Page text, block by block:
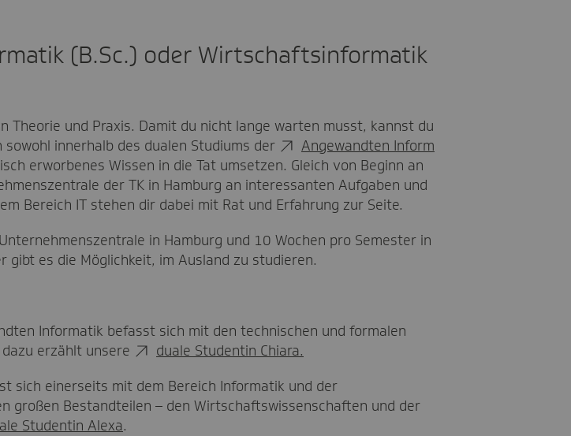
(B.Sc.) oder Wirtschaftsinformatik
Theorie und Praxis. Damit du nicht lange warten musst, kannst du
innerhalb des dualen Studiums der
Angewandten Inform
erworbenes Wissen in die Tat umsetzen. Gleich von Beginn an
der TK in Hamburg an interessanten Aufgaben und
Bereich IT stehen dir dabei mit Rat und Erfahrung zur Seite.
in Hamburg und 10 Wochen pro Semester in
es die Möglichkeit, im Ausland zu studieren.
Informatik befasst sich mit den technischen und formalen
erzählt unsere
duale Studentin Chiara.
sich einerseits mit dem Bereich Informatik und der
großen Bestandteilen – den Wirtschaftswissenschaften und der
Studentin Alexa.